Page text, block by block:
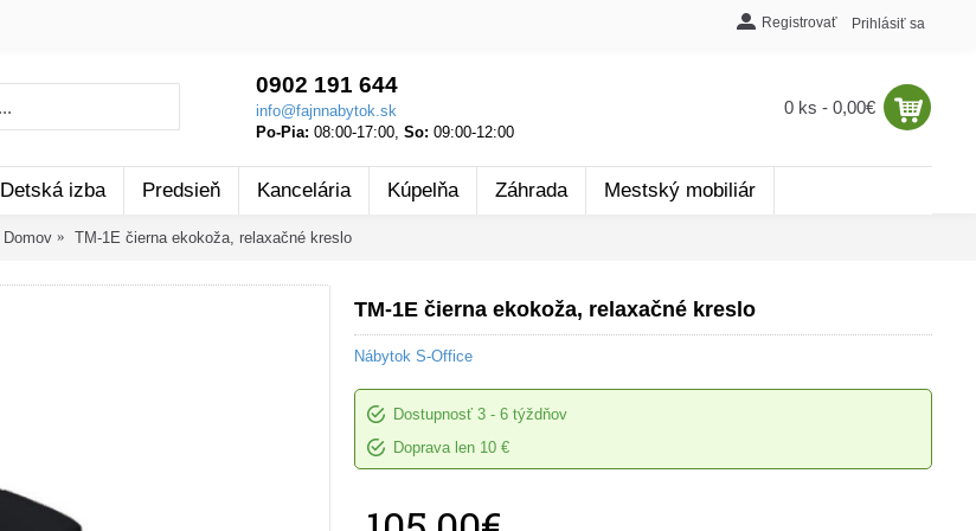
Registrovať Prihlásiť sa
0902 191 644
info@fajnnabytok.sk
Po-Pia: 08:00-17:00, So: 09:00-12:00
0 ks - 0,00€
Detská izba Predsieň Kancelária Kúpelňa Záhrada Mestský mobiliár
Domov TM-1E čierna ekokoža, relaxačné kreslo
TM-1E čierna ekokoža, relaxačné kreslo
Nábytok S-Office
Dostupnosť 3 - 6 týždňov
Doprava len 10 €